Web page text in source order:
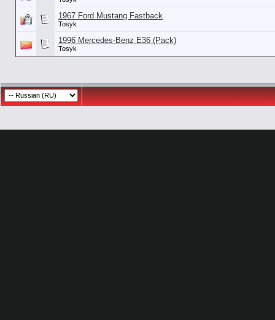
1967 Ford Mustang Fastback
Tosyk
1996 Mercedes-Benz E36 (Pack)
Tosyk